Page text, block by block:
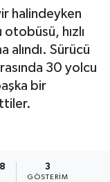
halindeyken
otobüsü, hızlı
alındı. Sürücü
30 yolcu
bir
3
GÖSTERIM